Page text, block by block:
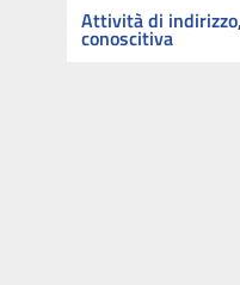
Attività di
conoscitiva